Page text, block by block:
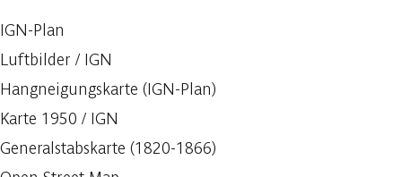
IGN-Plan
Luftbilder / IGN
Hangneigungskarte (IGN-Plan)
Karte 1950 / IGN
Generalstabskarte (1820-1866)